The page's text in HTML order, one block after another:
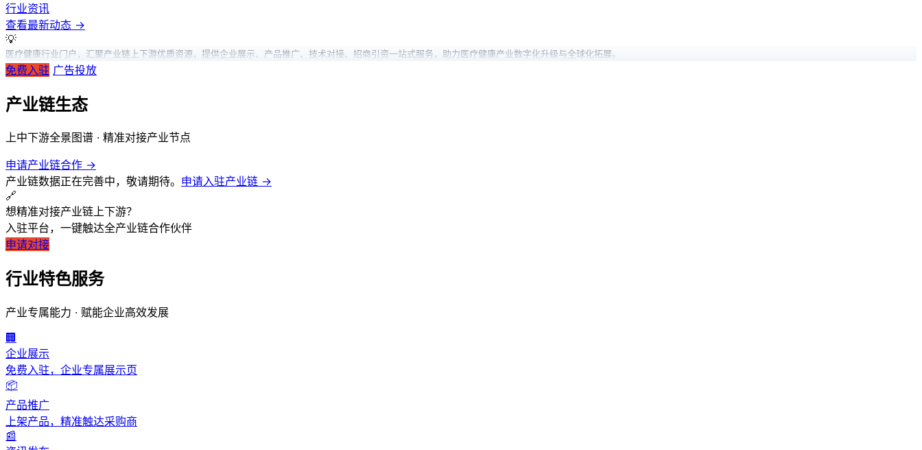
行业门户聚焦产业链，赋能企业发展
首页
医疗健康行业供应链门户
汇聚医疗健康产业链优质资源，实现高效协同发展
行业资讯
查看最新动态 →
💡
医疗健康行业门户，汇聚产业链上下游优质资源，提供企业展示、产品推广、技术对接、招商引资一站式服务，助力医疗健康产业数字化升级与全球化拓展。
免费入驻 广告投放
产业链生态
上中下游全景图谱 · 精准对接产业节点
申请产业链合作 →
产业链数据正在完善中，敬请期待。 申请入驻产业链 →
🔗
想精准对接产业链上下游？
入驻平台，一键触达全产业链合作伙伴
申请对接
行业特色服务
产业专属能力 · 赋能企业高效发展
🏢
企业展示
免费入驻，企业专属展示页
📦
产品推广
上架产品，精准触达采购商
📰